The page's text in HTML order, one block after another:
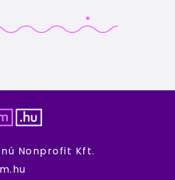
Nonprofit Kft.